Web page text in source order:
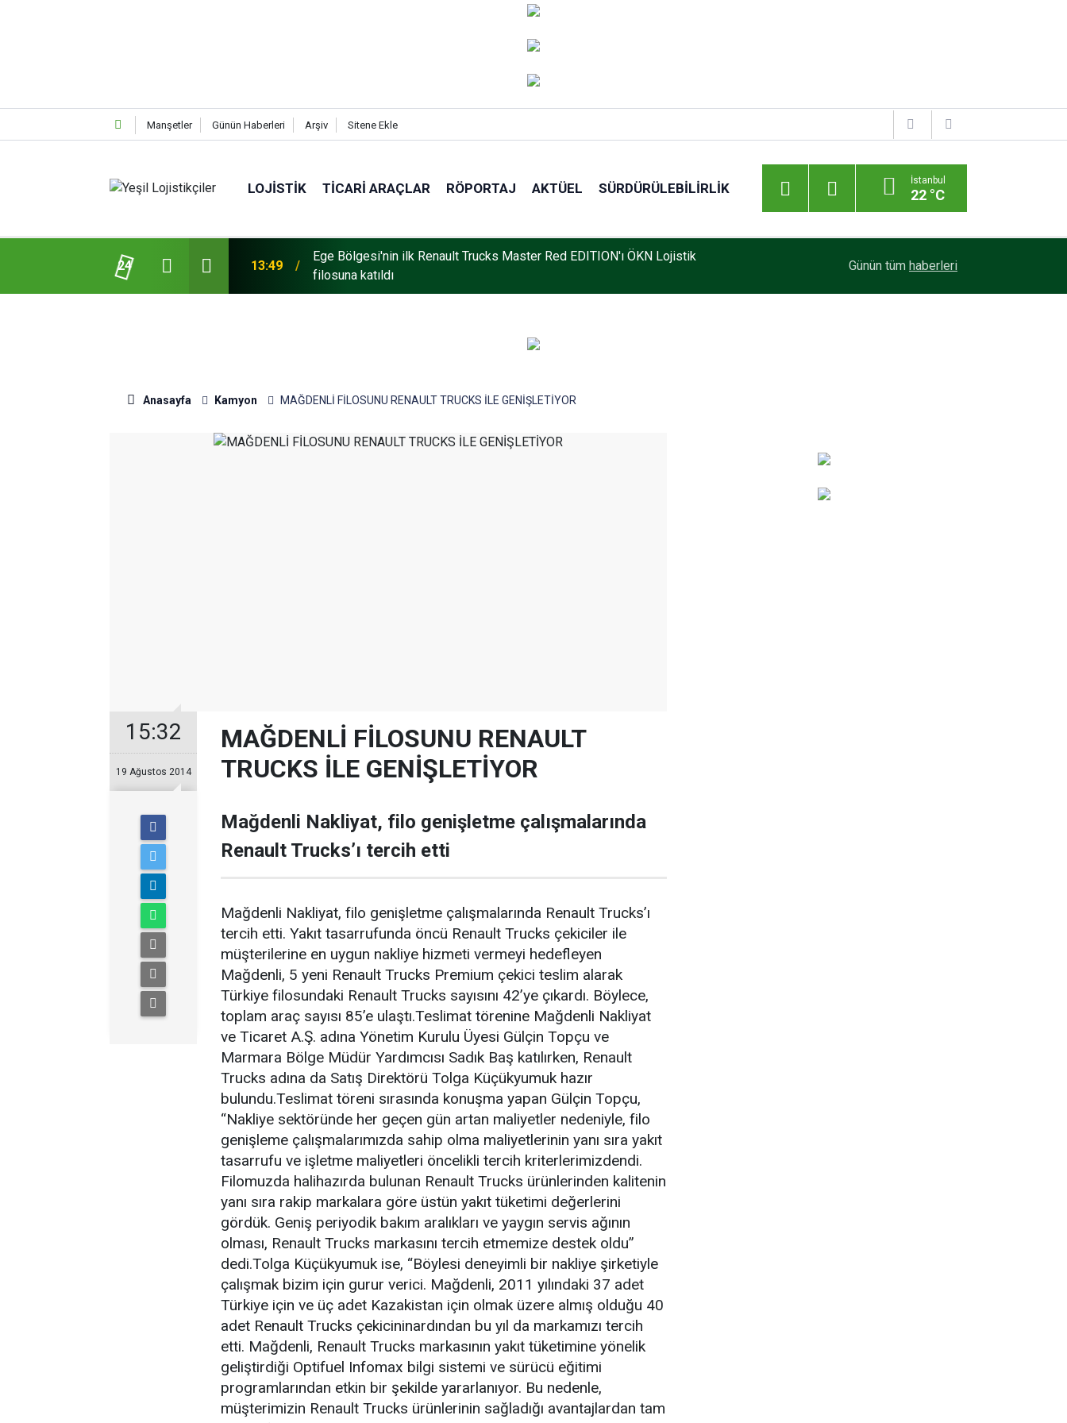
Manşetler Günün Haberleri Arşiv Sitene Ekle
LOJISTIK TICARI ARAÇLAR RÖPORTAJ AKTÜEL SÜRDÜRÜLEBILIRLIK İstanbul
22 °C
24
Master Red EDITION'ı ÖKN Lojistik
14:35
Mars Logistics’in Yalova Gümrüğüne Bağlı Antreposu İstanbul’da Hizmet
Veriyor
Platform Günleri 2026, 17-19 Eylül’de Tuzla’da
Günün tüm haberleri
Anasayfa Kamyon MAĞDENLİ FİLOSUNU RENAULT TRUCKS İLE GENİŞLETİYOR
15:32
19 Ağustos 2014
MAĞDENLİ FİLOSUNU RENAULT
TRUCKS İLE GENİŞLETİYOR
Mağdenli Nakliyat, filo genişletme çalışmalarında
Renault Trucks’ı tercih etti
Mağdenli Nakliyat, filo genişletme çalışmalarında Renault Trucks’ı
tercih etti. Yakıt tasarrufunda öncü Renault Trucks çekiciler ile
müşterilerine en uygun nakliye hizmeti vermeyi hedefleyen
Mağdenli, 5 yeni Renault Trucks Premium çekici teslim alarak
Türkiye filosundaki Renault Trucks sayısını 42’ye çıkardı. Böylece,
toplam araç sayısı 85’e ulaştı.Teslimat törenine Mağdenli Nakliyat
ve Ticaret A.Ş. adına Yönetim Kurulu Üyesi Gülçin Topçu ve
Marmara Bölge Müdür Yardımcısı Sadık Baş katılırken, Renault
Trucks adına da Satış Direktörü Tolga Küçükyumuk hazır
bulundu.Teslimat töreni sırasında konuşma yapan Gülçin Topçu,
“Nakliye sektöründe her geçen gün artan maliyetler nedeniyle, filo
genişleme çalışmalarımızda sahip olma maliyetlerinin yanı sıra yakıt
tasarrufu ve işletme maliyetleri öncelikli tercih kriterlerimizdendi.
Filomuzda halihazırda bulunan Renault Trucks ürünlerinden kalitenin
yanı sıra rakip markalara göre üstün yakıt tüketimi değerlerini
gördük. Geniş periyodik bakım aralıkları ve yaygın servis ağının
olması, Renault Trucks markasını tercih etmemize destek oldu”
dedi.Tolga Küçükyumuk ise, “Böylesi deneyimli bir nakliye şirketiyle
çalışmak bizim için gurur verici. Mağdenli, 2011 yılındaki 37 adet
Türkiye için ve üç adet Kazakistan için olmak üzere almış olduğu 40
adet Renault Trucks çekicininardından bu yıl da markamızı tercih
etti. Mağdenli, Renault Trucks markasının yakıt tüketimine yönelik
geliştirdiği Optifuel Infomax bilgi sistemi ve sürücü eğitimi
programlarından etkin bir şekilde yararlanıyor. Bu nedenle,
müşterimizin Renault Trucks ürünlerinin sağladığı avantajlardan tam